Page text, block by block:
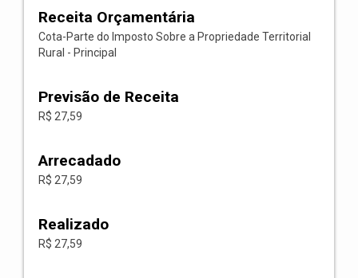
Receita Orçamentária
Cota-Parte do Imposto Sobre a Propriedade Territorial
Rural - Principal
Previsão de Receita
R$ 27,59
Arrecadado
R$ 27,59
Realizado
R$ 27,59